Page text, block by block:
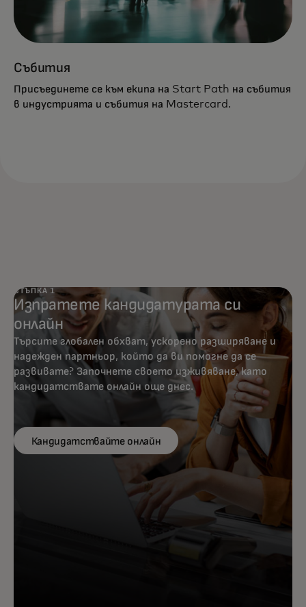
Събития
Присъединете се към екипа на Start Path на събития
в индустрията и събития на Mastercard.
СТЪПКА 1
Изпратете кандидатурата си
онлайн
Търсите глобален обхват, ускорено разширяване и
надежден партньор, който да ви помогне да се
развивате? Започнете своето изживяване, като
кандидатствате онлайн още днес.
Кандидатствайте онлайн